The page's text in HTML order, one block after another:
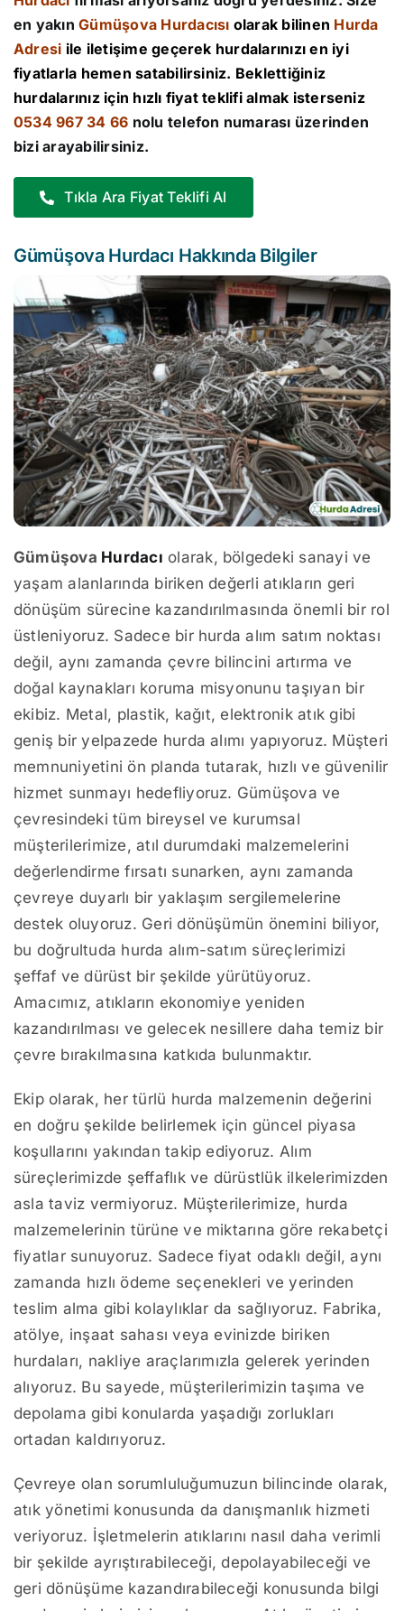
en yakınGümüşova Hurdacısı olarak bilinen Hurda
Adresi ile iletişime geçerek hurdalarınızı en iyi
fiyatlarla hemen satabilirsiniz. Beklettiğiniz
hurdalarınız için hızlı fiyat teklifi almak isterseniz
0534 967 34 66 nolu telefon numarası üzerinden
bizi arayabilirsiniz.
Tıkla Ara Fiyat Teklifi Al
Gümüşova Hurdacı Hakkında Bilgiler
Gümüşova Hurdacı olarak, bölgedeki sanayi ve
yaşam alanlarında biriken değerli atıkların geri
dönüşüm sürecine kazandırılmasında önemli bir rol
üstleniyoruz. Sadece bir hurda alım satım noktası
değil, aynı zamanda çevre bilincini artırma ve
doğal kaynakları koruma misyonunu taşıyan bir
ekibiz. Metal, plastik, kağıt, elektronik atık gibi
geniş bir yelpazede hurda alımı yapıyoruz. Müşteri
memnuniyetini ön planda tutarak, hızlı ve güvenilir
hizmet sunmayı hedefliyoruz. Gümüşova ve
çevresindeki tüm bireysel ve kurumsal
müşterilerimize, atıl durumdaki malzemelerini
değerlendirme fırsatı sunarken, aynı zamanda
çevreye duyarlı bir yaklaşım sergilemelerine
destek oluyoruz. Geri dönüşümün önemini biliyor,
bu doğrultuda hurda alım-satım süreçlerimizi
şeffaf ve dürüst bir şekilde yürütüyoruz.
Amacımız, atıkların ekonomiye yeniden
kazandırılması ve gelecek nesillere daha temiz bir
çevre bırakılmasına katkıda bulunmaktır.
Ekip olarak, her türlü hurda malzemenin değerini
en doğru şekilde belirlemek için güncel piyasa
koşullarını yakından takip ediyoruz. Alım
süreçlerimizde şeffaflık ve dürüstlük ilkelerimizden
asla taviz vermiyoruz. Müşterilerimize, hurda
malzemelerinin türüne ve miktarına göre rekabetçi
fiyatlar sunuyoruz. Sadece fiyat odaklı değil, aynı
zamanda hızlı ödeme seçenekleri ve yerinden
teslim alma gibi kolaylıklar da sağlıyoruz. Fabrika,
atölye, inşaat sahası veya evinizde biriken
hurdaları, nakliye araçlarımızla gelerek yerinden
alıyoruz. Bu sayede, müşterilerimizin taşıma ve
depolama gibi konularda yaşadığı zorlukları
ortadan kaldırıyoruz.
Çevreye olan sorumluluğumuzun bilincinde olarak,
atık yönetimi konusunda da danışmanlık hizmeti
veriyoruz. İşletmelerin atıklarını nasıl daha verimli
bir şekilde ayrıştırabileceği, depolayabileceği ve
geri dönüşüme kazandırabileceği konusunda bilgi